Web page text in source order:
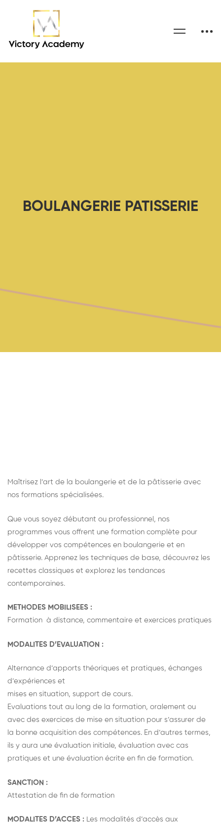
BOULANGERIE PATISSERIE
Maîtrisez l’art de la boulangerie et de la pâtisserie avec
nos formations spécialisées.
Que vous soyez débutant ou professionnel, nos
programmes vous offrent une formation complète pour
développer vos compétences en boulangerie et en
pâtisserie. Apprenez les techniques de base, découvrez les
recettes classiques et explorez les tendances
contemporaines.
METHODES MOBILISEES :
Formation à distance, commentaire et exercices pratiques
MODALITES D’EVALUATION :
Alternance d’apports théoriques et pratiques, échanges
d’expériences et
mises en situation, support de cours.
Evaluations tout au long de la formation, oralement ou
avec des exercices de mise en situation pour s’assurer de
la bonne acquisition des compétences. En d’autres termes,
ils y aura une évaluation initiale, évaluation avec cas
pratiques et une évaluation écrite en fin de formation.
SANCTION :
Attestation de fin de formation
MODALITES D’ACCES : Les modalités d’accès aux